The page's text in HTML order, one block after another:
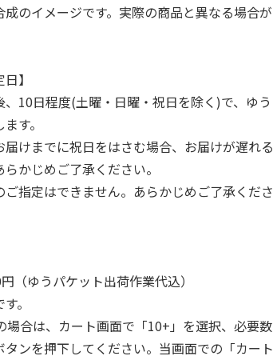
成のイメージです。実際の商品と異なる場合が
】
、10日程度(土曜・日曜・祝日を除く)で、ゆう
す。
けまでに祝日をはさむ場合、お届けが遅れる
かじめご了承ください。
ご指定はできません。あらかじめご了承くださ
（ゆうパケット出荷作業代込）
。
合は、カート画面で「10+」を選択、必要数
ンを押下してください。当画面での「カート